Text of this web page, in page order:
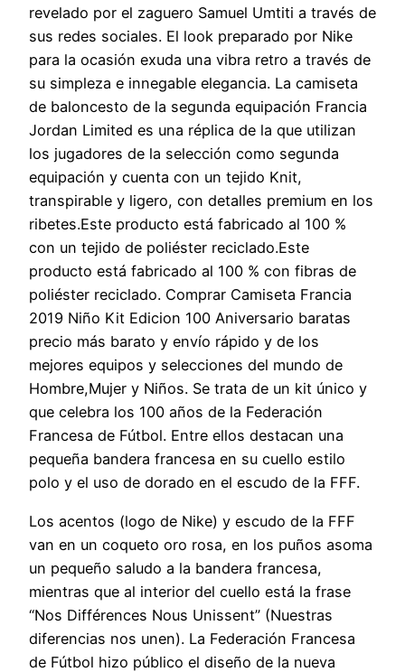
revelado por el zaguero Samuel Umtiti a través de
sus redes sociales. El look preparado por Nike
para la ocasión exuda una vibra retro a través de
su simpleza e innegable elegancia. La camiseta
de baloncesto de la segunda equipación Francia
Jordan Limited es una réplica de la que utilizan
los jugadores de la selección como segunda
equipación y cuenta con un tejido Knit,
transpirable y ligero, con detalles premium en los
ribetes.Este producto está fabricado al 100 %
con un tejido de poliéster reciclado.Este
producto está fabricado al 100 % con fibras de
poliéster reciclado. Comprar Camiseta Francia
2019 Niño Kit Edicion 100 Aniversario baratas
precio más barato y envío rápido y de los
mejores equipos y selecciones del mundo de
Hombre,Mujer y Niños. Se trata de un kit único y
que celebra los 100 años de la Federación
Francesa de Fútbol. Entre ellos destacan una
pequeña bandera francesa en su cuello estilo
polo y el uso de dorado en el escudo de la FFF.
Los acentos (logo de Nike) y escudo de la FFF
van en un coqueto oro rosa, en los puños asoma
un pequeño saludo a la bandera francesa,
mientras que al interior del cuello está la frase
“Nos Différences Nous Unissent” (Nuestras
diferencias nos unen). La Federación Francesa
de Fútbol hizo público el diseño de la nueva